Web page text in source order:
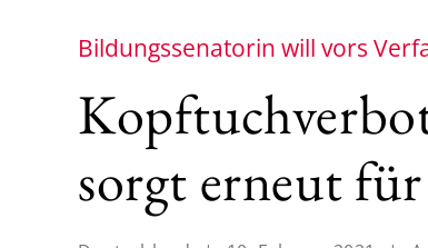
Bildungssenatorin will vors
sorgt erneut